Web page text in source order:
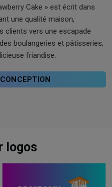
Cake » est écrit dans
une qualité maison,
clients vers une escapade
boulangeries et pâtisseries,
friandise.
logos